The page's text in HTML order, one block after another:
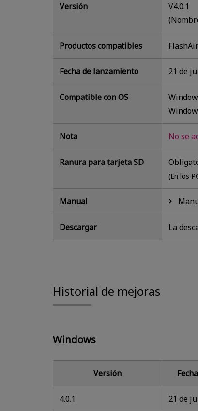
Versión
V4.0.1
Productos compatibles
Fecha de lanzamiento 21 de
Compatible con OS
Nota No se
Ranura para tarjeta SD
(En los
Manual
Descargar La
Historial de mejoras
Windows
Versión
4.0.1 21 de